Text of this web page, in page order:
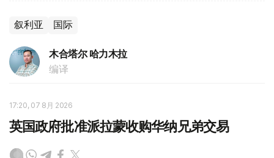
叙利亚 国际
木合塔尔 哈力木拉
编译
17:20, 07 8月 2026
英国政府批准派拉蒙收购华纳兄弟交易